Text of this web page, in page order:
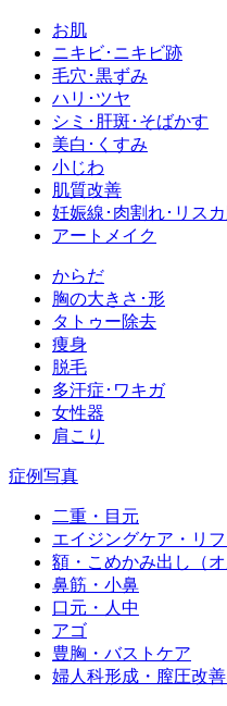
お肌
ニキビ･ニキビ跡
毛穴･黒ずみ
ハリ･ツヤ
シミ･肝斑･そばかす
美白･くすみ
小じわ
肌質改善
妊娠線･肉割れ･リス
アートメイク
からだ
胸の大きさ･形
タトゥー除去
痩身
脱毛
多汗症･ワキガ
女性器
肩こり
症例写真
二重・目元
エイジングケア・リ
額・こめかみ出し（オ
鼻筋・小鼻
口元・人中
アゴ
豊胸・バストケア
婦人科形成・膣圧改